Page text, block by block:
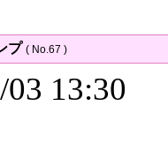
プ ( No.67 )
13:30